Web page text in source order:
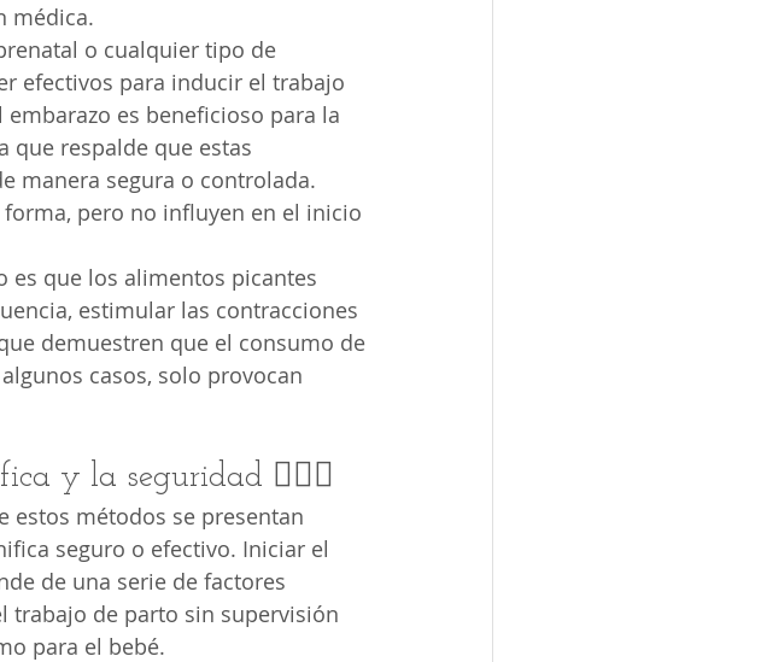
médica.
o cualquier tipo de
efectivos para inducir el trabajo
es beneficioso para la
que respalde que estas
manera segura o controlada.
pero no influyen en el inicio
es que los alimentos picantes
estimular las contracciones
demuestren que el consumo de
casos, solo provocan
y la seguridad 👩‍⚕️⚖️
estos métodos se presentan
seguro o efectivo. Iniciar el
de una serie de factores
trabajo de parto sin supervisión
para el bebé.